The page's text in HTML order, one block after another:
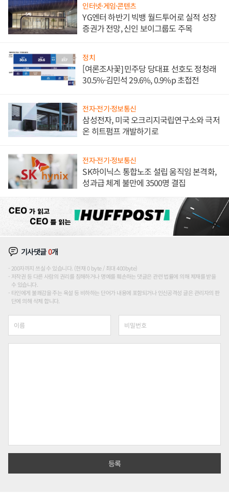
인터넷·게임·콘텐츠
YG엔터 하반기 빅뱅 월드투어로 실적 성장
증권가 전망, 신인 보이그룹도 주목
정치
[여론조사꽃] 민주당 당대표 선호도 정청래
30.5%·김민석 29.6%, 0.9%p 초접전
전자·전기·정보통신
삼성전자, 미국 오크리지국립연구소와 극저
온 히트펌프 개발하기로
전자·전기·정보통신
SK하이닉스 통합노조 설립 움직임 본격화,
성과급 체계 불만에 3500명 결집
기사댓글0개
200자까지 쓰실 수 있습니다. (현재 0 byte / 최대 400byte)
저작권 등 다른 사람의 권리를 침해하거나 명예를 훼손하는 댓글은 관련 법률에 의해 제재를 받을
수 있습니다.
타인에게 불쾌감을 주는 욕설 등 비하하는 단어가 내용에 포함되거나 인신공격성 글은 관리자의 판
단에 의해 삭제 합니다.